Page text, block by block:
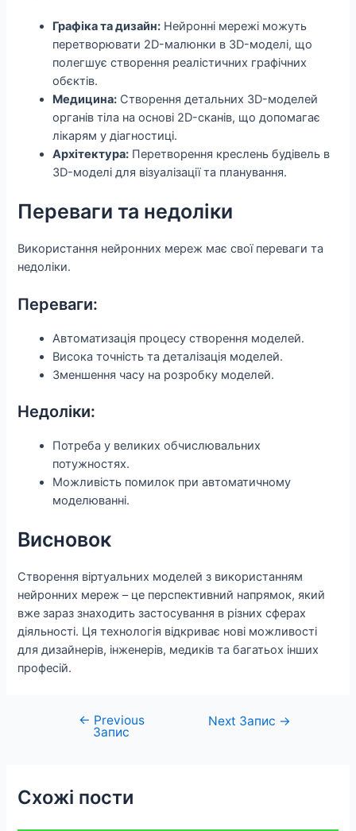
Графіка та дизайн: Нейронні мережі можуть
перетворювати 2D-малюнки в 3D-моделі, що
полегшує створення реалістичних графічних
обєктів.
Медицина: Створення детальних 3D-моделей
органів тіла на основі 2D-сканів, що допомагає
лікарям у діагностиці.
Архітектура: Перетворення креслень будівель в
3D-моделі для візуалізації та планування.
Переваги та недоліки
Використання нейронних мереж має свої переваги та
недоліки.
Переваги:
Автоматизація процесу створення моделей.
Висока точність та деталізація моделей.
Зменшення часу на розробку моделей.
Недоліки:
Потреба у великих обчислювальних
потужностях.
Можливість помилок при автоматичному
моделюванні.
Висновок
Створення віртуальних моделей з використанням
нейронних мереж – це перспективний напрямок, який
вже зараз знаходить застосування в різних сферах
діяльності. Ця технологія відкриває нові можливості
для дизайнерів, інженерів, медиків та багатьох інших
професій.
Навігація
← Previous
Запис
Next Запис →
Схожі пости